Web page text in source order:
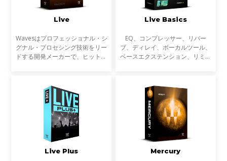
Live
Wavesはプロフェッショナル・シ
グナル・プロセシング技術をリー
ドする開発メーカーで、ヒットチ
ック、ゲーム音楽の制作に必ずと
言って良いほど使われ
Live Basics
EQ、コンプレッサー、リバー
ブ、ディレイ、ボーカルツール、
ベースエクステンション、リミッ
SoundGrid対応プラグインが含ま
れています。
Live Plus Mercury